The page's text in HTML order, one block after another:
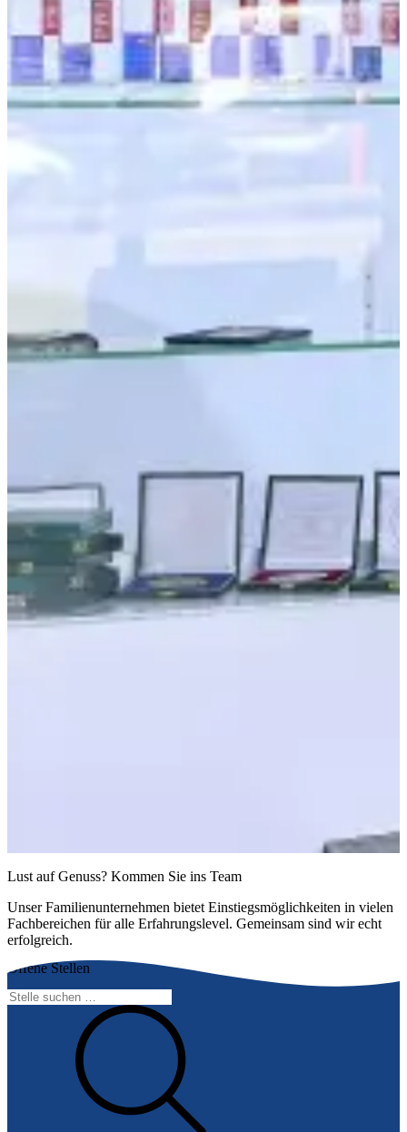
Lust auf Genuss? Kommen Sie ins Team
Unser Familienunternehmen bietet Einstiegsmöglichkeiten in vielen
Fachbereichen für alle Erfahrungslevel. Gemeinsam sind wir echt
erfolgreich.
Offene Stellen